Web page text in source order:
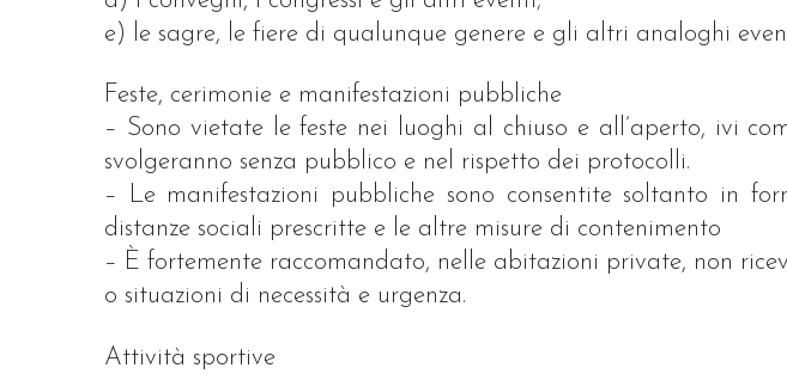
e) le sagre, le fiere di qualunque genere e gli altri analoghi
Feste, cerimonie e manifestazioni pubbliche
– Sono vietate le feste nei luoghi al chiuso e all’aperto, ivi
svolgeranno senza pubblico e nel rispetto dei protocolli.
– Le manifestazioni pubbliche sono consentite soltanto in
distanze sociali prescritte e le altre misure di contenimento
– È fortemente raccomandato, nelle abitazioni private, non
o situazioni di necessità e urgenza.
Attività sportive